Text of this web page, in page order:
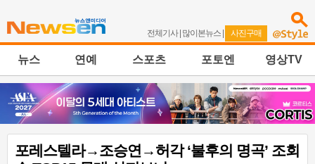
전체기사| 많이본뉴스 | 사진구매
뉴스 연예 스포츠 포토엔 영상TV
포레스텔라→조승연→허각 ‘불후의 명곡’ 조회